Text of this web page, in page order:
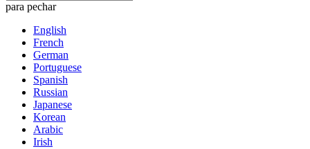
para pechar
English
French
German
Portuguese
Spanish
Russian
Japanese
Korean
Arabic
Irish